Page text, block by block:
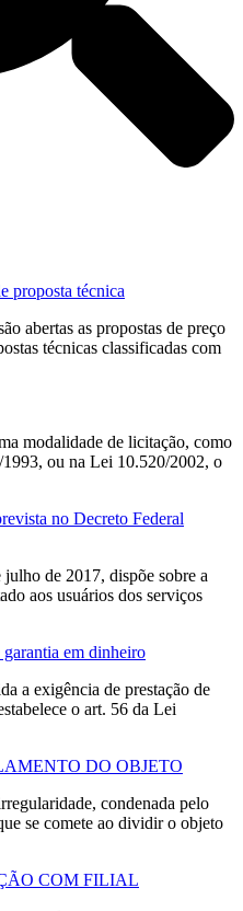
proposta técnica
abertas as propostas de preço
técnicas classificadas com
modalidade de licitação, como
1993, ou na Lei 10.520/2002, o
no Decreto Federal
de 2017, dispõe sobre a
aos usuários dos serviços
garantia em dinheiro
a exigência de prestação de
o art. 56 da Lei
DO OBJETO
condenada pelo
se comete ao dividir o objeto
COM FILIAL